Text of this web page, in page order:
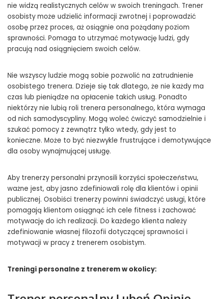
nie widzą realistycznych celów w swoich treningach. Trener
osobisty może udzielić informacji zwrotnej i poprowadzić
osobę przez proces, aż osiągnie ona pożądany poziom
sprawności. Pomaga to utrzymać motywację ludzi, gdy
pracują nad osiągnięciem swoich celów.
Nie wszyscy ludzie mogą sobie pozwolić na zatrudnienie
osobistego trenera. Dzieje się tak dlatego, że nie każdy ma
czas lub pieniądze na opłacenie takich usług. Ponadto
niektórzy nie lubią roli trenera personalnego, która wymaga
od nich samodyscypliny. Mogą woleć ćwiczyć samodzielnie i
szukać pomocy z zewnątrz tylko wtedy, gdy jest to
konieczne. Może to być niezwykle frustrujące i demotywujące
dla osoby wynajmującej usługę.
Aby trenerzy personalni przynosili korzyści społeczeństwu,
ważne jest, aby jasno zdefiniowali rolę dla klientów i opinii
publicznej. Osobiści trenerzy powinni świadczyć usługi, które
pomagają klientom osiągnąć ich cele fitness i zachować
motywację do ich realizacji. Do każdego klienta należy
zdefiniowanie własnej filozofii dotyczącej sprawności i
motywacji w pracy z trenerem osobistym.
Treningi personalne z trenerem w okolicy: